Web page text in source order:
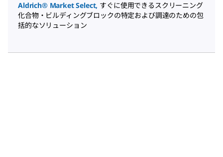
Aldrich® Market Select, すぐに使用できるスクリーニング
化合物・ビルディングブロックの特定および調達のための包
括的なソリューション